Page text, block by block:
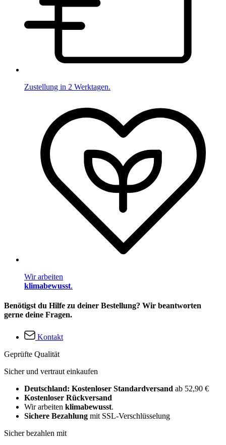
Zustellung in 2 Werktagen.
Wir arbeiten
klimabewusst.
Benötigst du Hilfe zu deiner Bestellung? Wir beantworten
gerne deine Fragen.
Kontakt
Geprüfte Qualität
Sicher und vertraut einkaufen
Deutschland: Kostenloser Standardversand ab 52,90 €
Kostenloser Rückversand
Wir arbeiten klimabewusst.
Sichere Bezahlung mit SSL-Verschlüsselung
Sicher bezahlen mit